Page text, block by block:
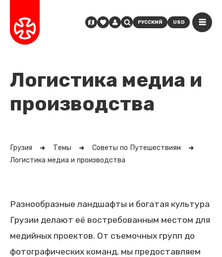
РУССКИЙ USD
Логистика медиа и
производства
Грузия Темы
Советы по Путешествиям
Логистика медиа и производства
Разнообразные ландшафты и богатая культура
Грузии делают её востребованным местом для
медийных проектов. От съемочных групп до
фотографических команд, мы предоставляем